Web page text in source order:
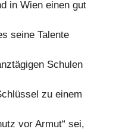
in Wien einen gut
seine Talente
Schulen
zu einem
vor Armut“ sei,